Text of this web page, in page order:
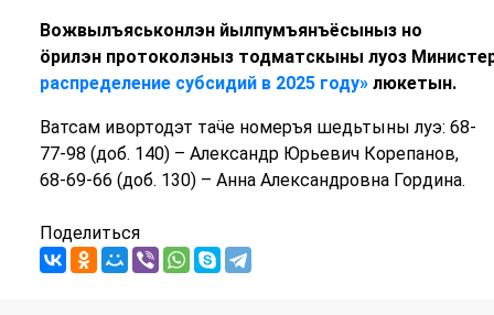
Вожвылъяськонлэн йылпумъянъёсынызно
ӧрилэн протоколэныз тодматскыны луоз
распределение субсидий в 2025 году» люкетын.
Ватсам ивортодэт таӵе номеръя шедьтыны луэ: 68-
77-98 (доб. 140) – Александр Юрьевич Корепанов,
68-69-66 (доб. 130) – Анна Александровна Гордина.
Поделиться